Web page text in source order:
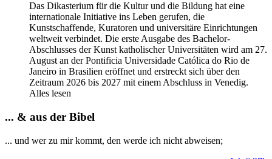
Das Dikasterium für die Kultur und die Bildung hat eine
internationale Initiative ins Leben gerufen, die
Kunstschaffende, Kuratoren und universitäre Einrichtungen
weltweit verbindet. Die erste Ausgabe des Bachelor-
Abschlusses der Kunst katholischer Universitäten wird am 27.
August an der Pontificia Universidade Católica do Rio de
Janeiro in Brasilien eröffnet und erstreckt sich über den
Zeitraum 2026 bis 2027 mit einem Abschluss in Venedig.
Alles lesen
... & aus der Bibel
... und wer zu mir kommt, den werde ich nicht abweisen;